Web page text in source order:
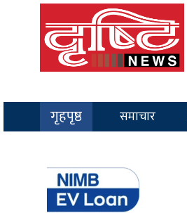
गृहपृष्ठ समाचार